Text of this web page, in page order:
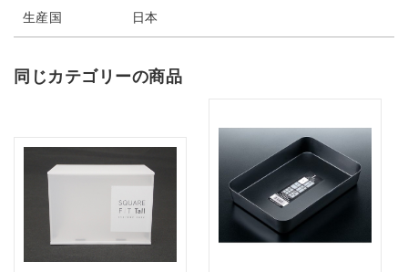
生産国 日本
同じカテゴリーの商品